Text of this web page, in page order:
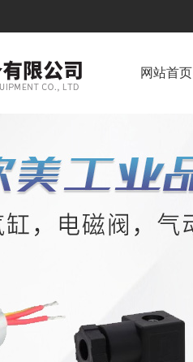
网站首页